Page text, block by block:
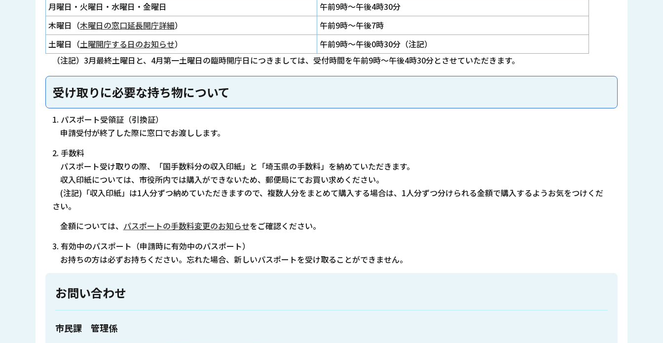
月曜日・火曜日・水曜日・金曜日
午前9時～午後4時30分
木曜日（木曜日の窓口延長開庁詳細）
午前9時～午後7時
土曜日（土曜開庁する日のお知らせ）
午前9時～午後0時30分（注記）
（注記）3月最終土曜日と、4月第一土曜日の臨時開庁日につきましては、受付時間を午前9時～午後4時30分とさせていただきます。
受け取りに必要な持ち物について
1. パスポート受領証（引換証）
申請受付が終了した際に窓口でお渡しします。
2. 手数料
パスポート受け取りの際、「国手数料分の収入印紙」と「埼玉県の手数料」を納めていただきます。
収入印紙については、市役所内では購入ができないため、郵便局にてお買い求めください。
(注記)「収入印紙」は1人分ずつ納めていただきますので、複数人分をまとめて購入する場合は、1人分ずつ分けられる金額で購入するようお気をつけくだ
さい。
金額については、 パスポートの手数料変更のお知らせをご確認ください。
3. 有効中のパスポート（申請時に有効中のパスポート）
お持ちの方は必ずお持ちください。忘れた場合、新しいパスポートを受け取ることができません。
お問い合わせ
市民課 管理係